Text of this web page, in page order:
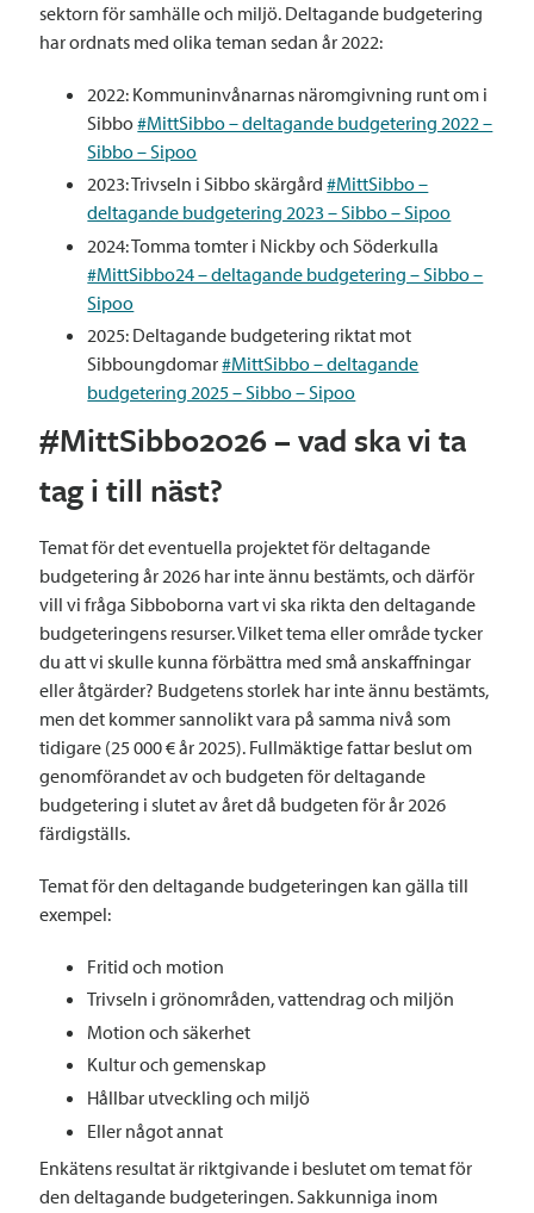
sektorn för samhälle och miljö. Deltagande budgetering
har ordnats med olika teman sedan år 2022:
2022: Kommuninvånarnas näromgivning runt om i
Sibbo#MittSibbo – deltagande budgetering 2022 –
Sibbo – Sipoo
2023: Trivseln i Sibbo skärgård#MittSibbo –
deltagande budgetering 2023 – Sibbo – Sipoo
2024: Tomma tomter i Nickby och Söderkulla
#MittSibbo24 – deltagande budgetering – Sibbo –
Sipoo
2025: Deltagande budgetering riktat mot
Sibboungdomar#MittSibbo – deltagande
budgetering 2025 – Sibbo – Sipoo
#MittSibbo2026 – vad ska vi ta
tag i till näst?
Temat för det eventuella projektet för deltagande
budgetering år 2026 har inte ännu bestämts, och därför
vill vi fråga Sibboborna vart vi ska rikta den deltagande
budgeteringens resurser. Vilket tema eller område tycker
du att vi skulle kunna förbättra med små anskaffningar
eller åtgärder? Budgetens storlek har inte ännu bestämts,
men det kommer sannolikt vara på samma nivå som
tidigare (25 000 € år 2025). Fullmäktige fattar beslut om
genomförandet av och budgeten för deltagande
budgetering i slutet av året då budgeten för år 2026
färdigställs.
Temat för den deltagande budgeteringen kan gälla till
exempel:
Fritid och motion
Trivseln i grönområden, vattendrag och miljön
Motion och säkerhet
Kultur och gemenskap
Hållbar utveckling och miljö
Eller något annat
Enkätens resultat är riktgivande i beslutet om temat för
den deltagande budgeteringen. Sakkunniga inom